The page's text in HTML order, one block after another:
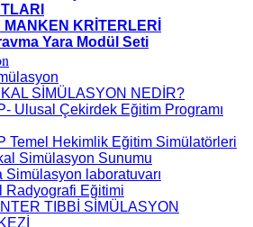
KRİTERLERİ
Yara Modül Seti
SİMÜLASYON NEDİR?
Ulusal Çekirdek Eğitim Programı
Temel Hekimlik Eğitim Simülatörleri
Simülasyon Sunumu
Simülasyon laboratuvarı
Radyografi Eğitimi
TIBBİ SİMÜLASYON